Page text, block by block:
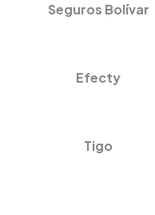
Seguros Bolívar
Efecty
Tigo